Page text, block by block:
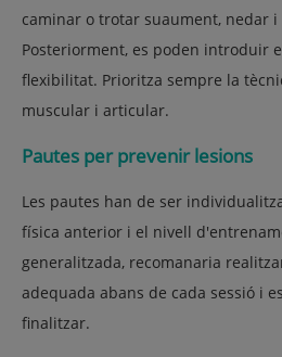
caminar o trotar suaument, nedar
Posteriorment, es poden introduir
flexibilitat. Prioritza sempre la
muscular i articular.
Pautes per prevenir lesions
Les pautes han de ser
física anterior i el nivell
generalitzada, recomanaria
adequada abans de cada sessió i
finalitzar.